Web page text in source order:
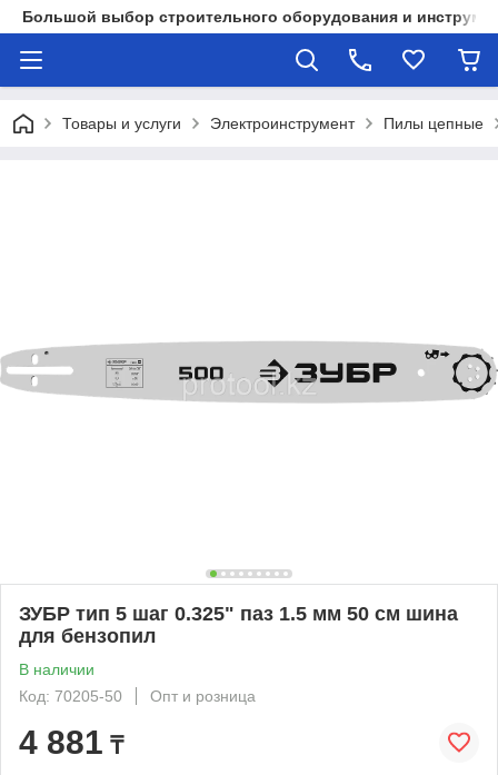
Большой выбор строительного оборудования и
Товары и услуги Электроинструмент Пилы цепные
ЗУБР тип 5 шаг 0.325" паз 1.5 мм 50 см шина
для бензопил
В наличии
Код: 70205-50
Опт и розница
4 881 ₸